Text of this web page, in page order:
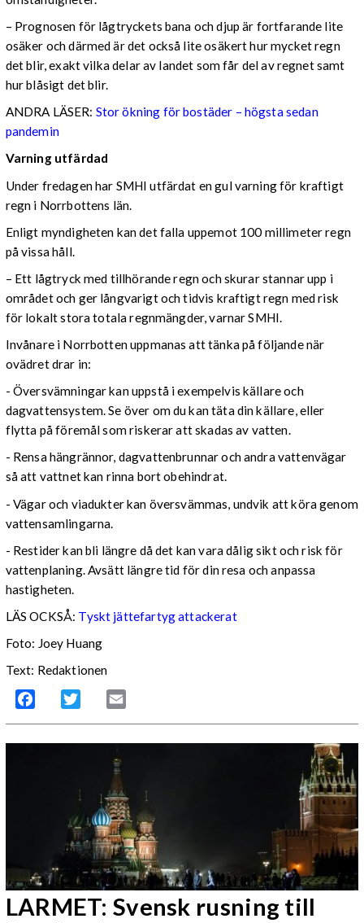
– Prognosen för lågtryckets bana och djup är fortfarande lite
osäker och därmed är det också lite osäkert hur mycket regn
det blir, exakt vilka delar av landet som får del av regnet samt
hur blåsigt det blir.
ANDRA LÄSER: Stor ökning för bostäder – högsta sedan
pandemin
Varning utfärdad
Under fredagen har SMHI utfärdat en gul varning för kraftigt
regn i Norrbottens län.
Enligt myndigheten kan det falla uppemot 100 millimeter regn
på vissa håll.
– Ett lågtryck med tillhörande regn och skurar stannar upp i
området och ger långvarigt och tidvis kraftigt regn med risk
för lokalt stora totala regnmängder, varnar SMHI.
Invånare i Norrbotten uppmanas att tänka på följande när
ovädret drar in:
- Översvämningar kan uppstå i exempelvis källare och
dagvattensystem. Se över om du kan täta din källare, eller
flytta på föremål som riskerar att skadas av vatten.
- Rensa hängrännor, dagvattenbrunnar och andra vattenvägar
så att vattnet kan rinna bort obehindrat.
- Vägar och viadukter kan översvämmas, undvik att köra genom
vattensamlingarna.
- Restider kan bli längre då det kan vara dålig sikt och risk för
vattenplaning. Avsätt längre tid för din resa och anpassa
hastigheten.
LÄS OCKSÅ: Tyskt jättefartyg attackerat
Foto: Joey Huang
Text: Redaktionen
Facebook Twitter
LARMET: Svensk rusning till